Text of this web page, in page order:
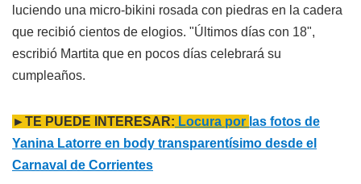
luciendo una micro-bikini rosada con piedras en la cadera
que recibió cientos de elogios. "Últimos días con 18",
escribió Martita que en pocos días celebrará su
cumpleaños.
►TE PUEDE INTERESAR: Locura por las fotos de
Yanina Latorre en body transparentísimo desde el
Carnaval de Corrientes